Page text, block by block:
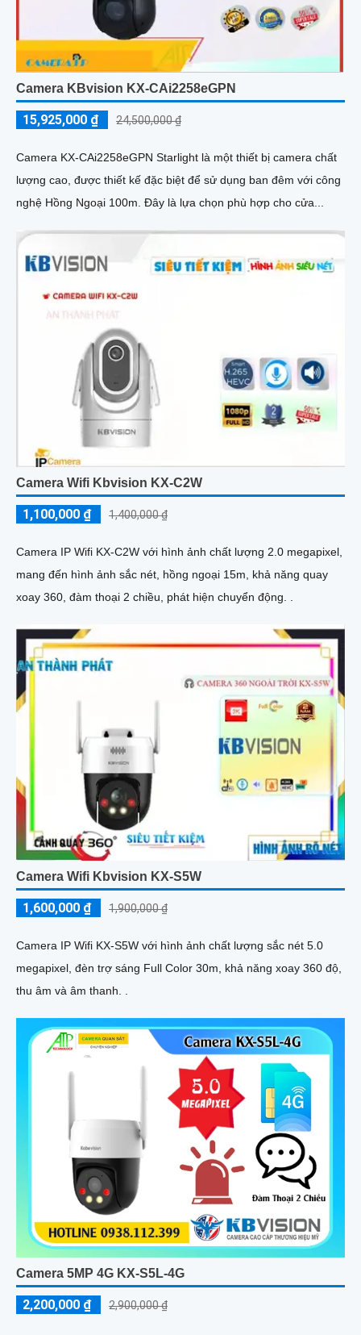
Camera KBvision KX-CAi2258eGPN
15,925,000 ₫ 24,500,000 ₫
Camera KX-CAi2258eGPN Starlight là một thiết bị camera chất
lượng cao, được thiết kế đặc biệt để sử dụng ban đêm với công
nghệ Hồng Ngoại 100m. Đây là lựa chọn phù hợp cho cửa...
Camera Wifi Kbvision KX-C2W
1,100,000 ₫ 1,400,000 ₫
Camera IP Wifi KX-C2W với hình ảnh chất lượng 2.0 megapixel,
mang đến hình ảnh sắc nét, hồng ngoại 15m, khả năng quay
xoay 360, đàm thoại 2 chiều, phát hiện chuyển động. .
Camera Wifi Kbvision KX-S5W
1,600,000 ₫ 1,900,000 ₫
Camera IP Wifi KX-S5W với hình ảnh chất lượng sắc nét 5.0
megapixel, đèn trợ sáng Full Color 30m, khả năng xoay 360 độ,
thu âm và âm thanh. .
Camera 5MP 4G KX-S5L-4G
2,200,000 ₫ 2,900,000 ₫